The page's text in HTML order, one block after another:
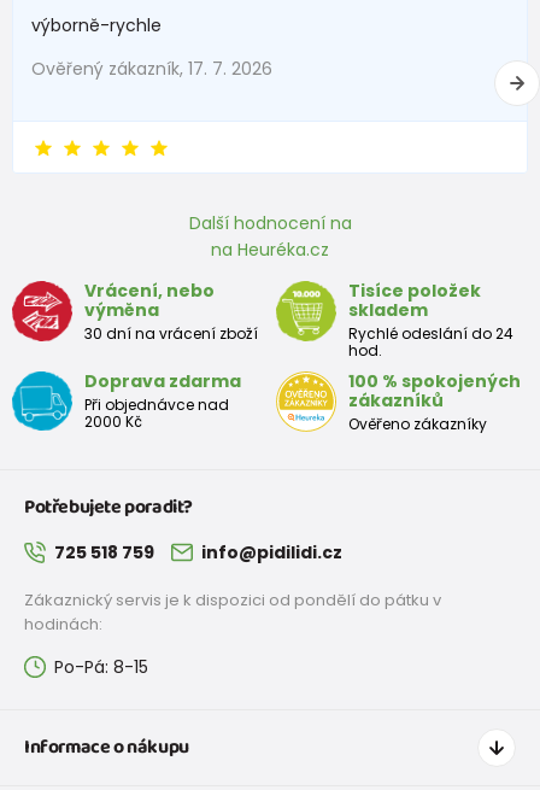
od 139 Kč
229 Kč
od 139 Kčs DPH
ponožky kotníkové chlapecké - 3pack, Pidilidi, PD0131, Kluk
199 Kč
od 108 Kč
Skladem
veselé ponožky FUNNY chlapecké - 3pack, Pidilidi, PD0133, Kluk
výborně-rychle
Ověřený zákazník, 17. 7. 2026
Další hodnocení na
na Heuréka.cz
Vrácení, nebo
výměna
30 dní na vrácení zboží
Tisíce položek
skladem
Rychlé odeslání do 24
hod.
Doprava zdarma
Při objednávce nad
2000 Kč
100 % spokojených
zákazníků
Ověřeno zákazníky
Potřebujete poradit?
725 518 759 info@pidilidi.cz
Zákaznický servis je k dispozici od pondělí do pátku v
hodinách:
Po-Pá: 8-15
Informace o nákupu